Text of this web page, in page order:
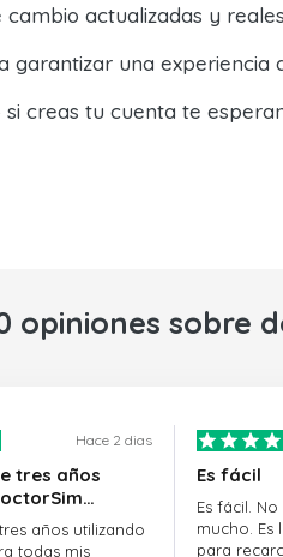
actualizadas y
garantizar una experiencia
creas tu cuenta te
opiniones sobre
Hace 2 dias
tres años
años utilizando
todas mis
Es fácil
Es fácil.
mucho. Es
para